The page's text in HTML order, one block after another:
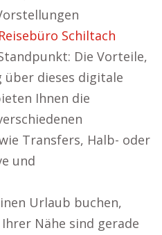
Reisebüro Schiltach
Die Vorteile,
über dieses digitale
Ihnen die
Transfers, Halb- oder
und
Urlaub buchen,
Nähe sind gerade